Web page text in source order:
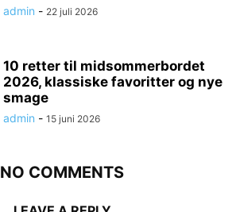
admin - 22 juli 2026
10 retter til midsommerbordet
2026, klassiske favoritter og nye
smage
admin - 15 juni 2026
NO COMMENTS